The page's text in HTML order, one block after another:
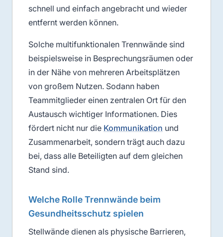
schnell und einfach angebracht und wieder
entfernt werden können.
Solche multifunktionalen Trennwände sind
beispielsweise in Besprechungsräumen oder
in der Nähe von mehreren Arbeitsplätzen
von großem Nutzen. Sodann haben
Teammitglieder einen zentralen Ort für den
Austausch wichtiger Informationen. Dies
fördert nicht nur die Kommunikation und
Zusammenarbeit, sondern trägt auch dazu
bei, dass alle Beteiligten auf dem gleichen
Stand sind.
Welche Rolle Trennwände beim
Gesundheitsschutz spielen
Stellwände dienen als physische Barrieren,